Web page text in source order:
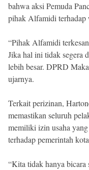
bahwa aksi Pemuda
pihak Alfamidi terhadap
“Pihak Alfamidi
Jika hal ini tidak segera
lebih besar. DPRD
ujarnya.
Terkait perizinan,
memastikan seluruh
memiliki izin usaha
terhadap pemerintah
“Kita tidak hanya bicara